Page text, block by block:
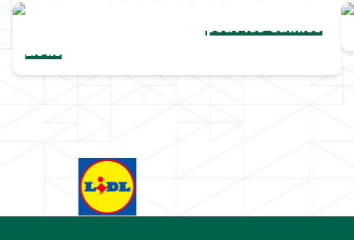
Une collection complètepour les Cannes
Lions